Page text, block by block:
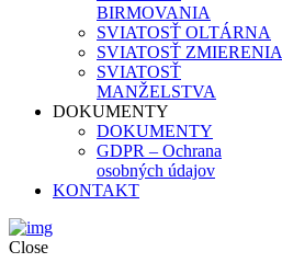
BIRMOVANIA
SVIATOSŤ OLTÁRNA
SVIATOSŤ ZMIERENIA
SVIATOSŤ
MANŽELSTVA
DOKUMENTY
DOKUMENTY
GDPR – Ochrana
osobných údajov
KONTAKT
Close